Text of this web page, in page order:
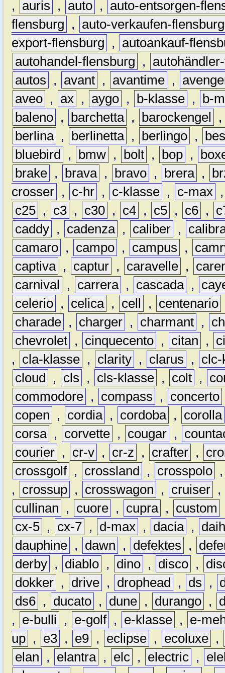
,
auris , auto ,
auto-entsorgen-
flensburg
,
auto-verkaufen-flensburg
export-flensburg
,
autoankauf-
autohandel-flensburg
,
autos
, avant , avantime ,
aveo , ax , aygo , b-klasse ,
b-
baleno , barchetta , barockengel
berlina , berlinetta , berlingo ,
bluebird
, bmw , bolt , bop ,
brake , brava , bravo , brera ,
crosser , c-hr , c-klasse , c-max
c25 , c3 , c30 , c4 , c5 , c6 ,
caddy , cadenza , caliber ,
camaro , campo , campus ,
captiva , captur , caravelle ,
carnival
, carrera , cascada ,
celerio , celica , cell , centenario
charade , charger , charmant ,
chevrolet , cinquecento , citan ,
,
cla-klasse , clarity , clarus ,
clc-
cloud
, cls , cls-klasse , colt ,
commodore , compass , concerto
copen
, cordia , cordoba ,
corolla
corsa , corvette , cougar ,
courier , cr-v , cr-z , crafter ,
crossgolf , crossland , crosspolo
,
crossup , crosswagon , cruiser ,
cullinan
, cuore , cupra , custom
cx-5 , cx-7 , d-max , dacia ,
dauphine , dawn , defektes ,
derby , diablo , dino , disco ,
dokker , drive , drophead , ds ,
ds6 , ducato , dune , durango ,
,
e-bulli , e-golf , e-klasse ,
e-
up , e3 , e9 , eclipse , ecoluxe ,
elan
, elantra , elc , electric ,